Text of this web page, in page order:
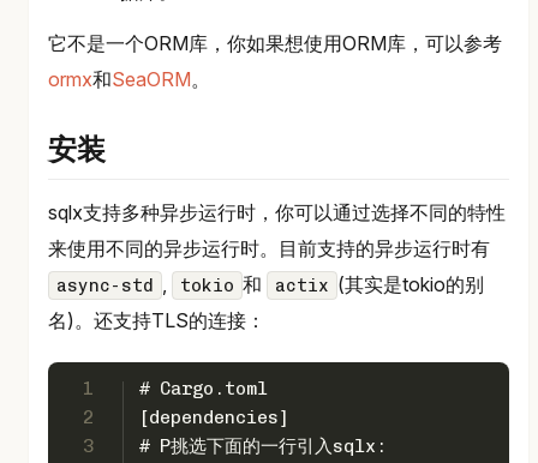
它不是一个ORM库，你如果想使用ORM库，可以参考
ormx和SeaORM。
安装
sqlx支持多种异步运行时，你可以通过选择不同的特性
来使用不同的异步运行时。目前支持的异步运行时有
async-std , tokio 和 actix (其实是tokio的别
名)。还支持TLS的连接：
1
2
3
# Cargo.toml
[dependencies]
# P挑选下面的一行引入sqlx: